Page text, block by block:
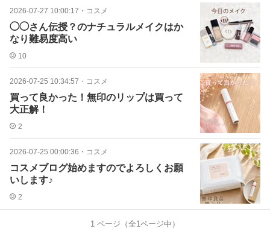
2026-07-27 10:00:17 ・ コスメ
◯◯さん伝授？のナチュラルメイクはか
なり難易度高い
10
2026-07-25 10:34:57 ・ コスメ
買って良かった！無印のリップは買って
大正解！
2
2026-07-25 00:00:36 ・ コスメ
コスメブログ始めますのでよろしくお願
いします♪
2
1 ページ（全1ページ中）